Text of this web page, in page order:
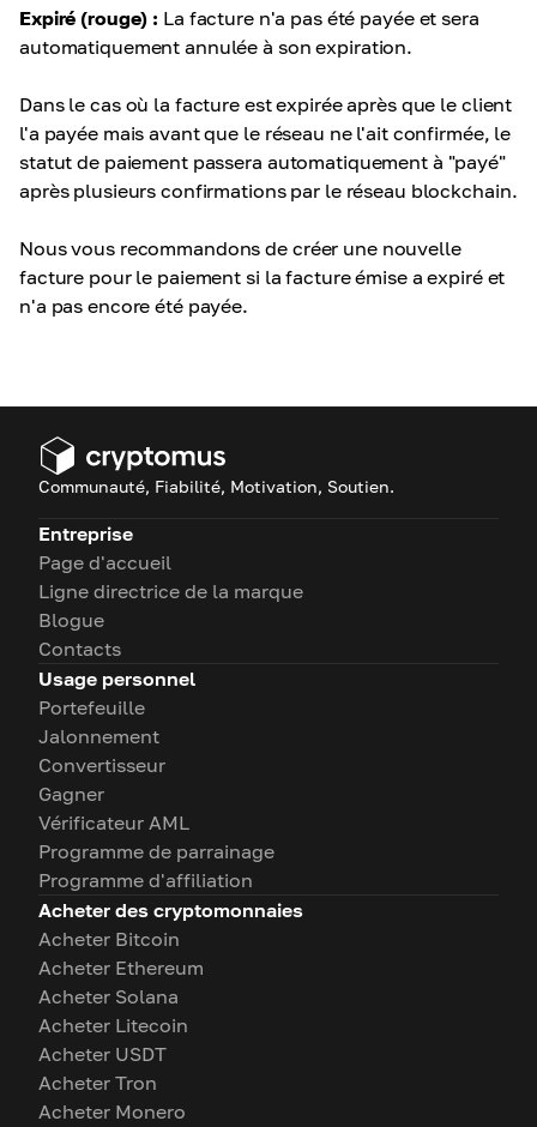
Expiré (rouge) : La facture n'a pas été payée et sera
automatiquement annulée à son expiration.
Dans le cas où la facture est expirée après que le client
l'a payée mais avant que le réseau ne l'ait confirmée, le
statut de paiement passera automatiquement à "payé"
après plusieurs confirmations par le réseau blockchain.
Nous vous recommandons de créer une nouvelle
facture pour le paiement si la facture émise a expiré et
n'a pas encore été payée.
Communauté, Fiabilité, Motivation, Soutien.
Entreprise
Page d'accueil
Ligne directrice de la marque
Blogue
Contacts
Usage personnel
Portefeuille
Jalonnement
Convertisseur
Gagner
Vérificateur AML
Programme de parrainage
Programme d'affiliation
Acheter des cryptomonnaies
Acheter Bitcoin
Acheter Ethereum
Acheter Solana
Acheter Litecoin
Acheter USDT
Acheter Tron
Acheter Monero